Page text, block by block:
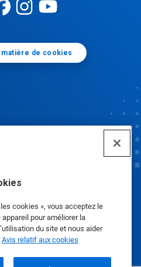
cookies », vous acceptez le
pour améliorer la
du site et nous aider
Avis relatif aux cookies
de cookies
de confidentialité
d'utilisation